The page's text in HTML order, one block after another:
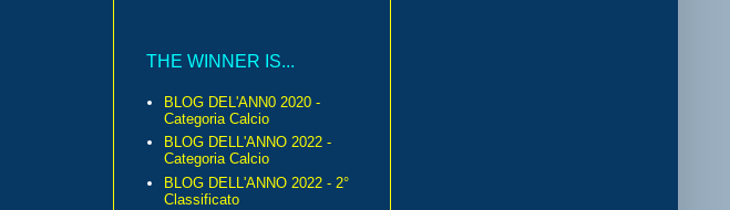
THE WINNER IS...
BLOG DEL'ANN0 2020 -
Categoria Calcio
BLOG DELL'ANNO 2022 -
Categoria Calcio
BLOG DELL'ANNO 2022 - 2°
Classificato